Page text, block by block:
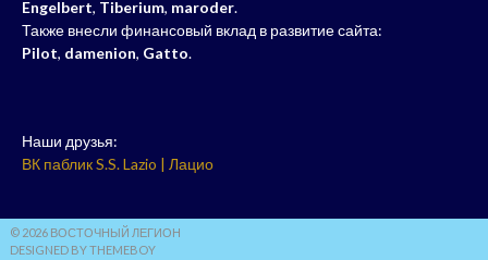
Engelbert, Tiberium, maroder.
Также внесли финансовый вклад в развитие сайта:
Pilot, damenion, Gatto.
Наши друзья:
ВК паблик S.S. Lazio | Лацио
© 2026 ВОСТОЧНЫЙ ЛЕГИОН
DESIGNED BY THEMEBOY